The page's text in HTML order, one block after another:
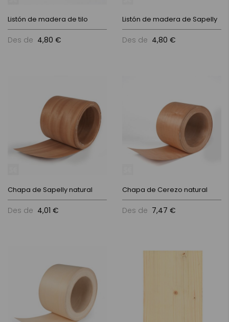
Listón de madera de tilo
Des de 4,80 €
Listón de madera de Sapelly
Des de 4,80 €
Chapa de Sapelly natural
Des de 4,01 €
Chapa de Cerezo natural
Des de 7,47 €